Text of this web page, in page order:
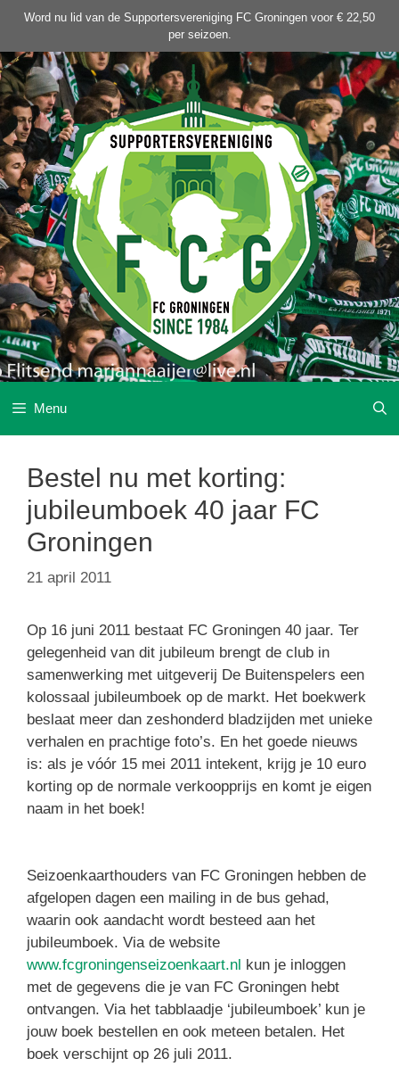
de
inhoud
Word nu lid van de Supportersvereniging FC Groningen voor € 22,50
per seizoen.
Menu
Bestel nu met korting:
jubileumboek 40 jaar FC
Groningen
21 april 2011
Op 16 juni 2011 bestaat FC Groningen 40 jaar. Ter
gelegenheid van dit jubileum brengt de club in
samenwerking met uitgeverij De Buitenspelers een
kolossaal jubileumboek op de markt. Het boekwerk
beslaat meer dan zeshonderd bladzijden met unieke
verhalen en prachtige foto’s. En het goede nieuws
is: als je vóór 15 mei 2011 intekent, krijg je 10 euro
korting op de normale verkoopprijs en komt je eigen
naam in het boek!
Seizoenkaarthouders van FC Groningen hebben de
afgelopen dagen een mailing in de bus gehad,
waarin ook aandacht wordt besteed aan het
jubileumboek. Via de website
www.fcgroningenseizoenkaart.nl kun je inloggen
met de gegevens die je van FC Groningen hebt
ontvangen. Via het tabblaadje ‘jubileumboek’ kun je
jouw boek bestellen en ook meteen betalen. Het
boek verschijnt op 26 juli 2011.